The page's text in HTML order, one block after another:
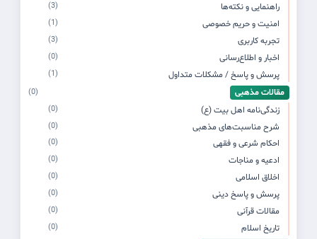
راهنمایی و نکته‌ها (3)
امنیت و حریم خصوصی (1)
تجربه کاربری (3)
اخبار و اطلاع‌رسانی (0)
پرسش و پاسخ / مشکلات متداول (1)
مقالات مذهبی (0)
زندگی‌نامه اهل بیت (ع) (0)
شرح مناسبت‌های مذهبی (0)
احکام شرعی و فقهی (0)
ادعیه و مناجات (0)
اخلاق اسلامی (0)
پرسش و پاسخ دینی (0)
مقالات قرآنی (0)
تاریخ اسلام (0)